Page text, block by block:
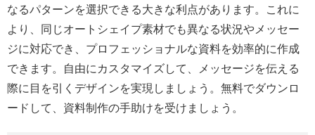
なるパターンを選択できる大きな利点があります。これに
より、同じオートシェイプ素材でも異なる状況やメッセー
ジに対応でき、プロフェッショナルな資料を効率的に作成
できます。自由にカスタマイズして、メッセージを伝える
際に目を引くデザインを実現しましょう。無料でダウンロ
ードして、資料制作の手助けを受けましょう。